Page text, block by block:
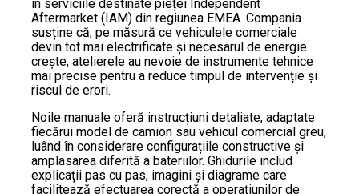
în serviciile destinate pieței Independent
Aftermarket (IAM) din regiunea EMEA. Compania
susține că, pe măsură ce vehiculele comerciale
devin tot mai electrificate și necesarul de energie
crește, atelierele au nevoie de instrumente tehnice
mai precise pentru a reduce timpul de intervenție și
riscul de erori.
Noile manuale oferă instrucțiuni detaliate, adaptate
fiecărui model de camion sau vehicul comercial greu,
luând în considerare configurațiile constructive și
amplasarea diferită a bateriilor. Ghidurile includ
explicații pas cu pas, imagini și diagrame care
facilitează efectuarea corectă a operațiunilor de